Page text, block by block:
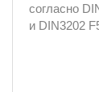
согласно
и DIN3202